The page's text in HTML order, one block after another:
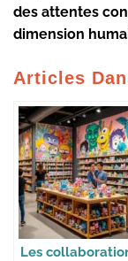
des attentes
dimension
Articles
Les